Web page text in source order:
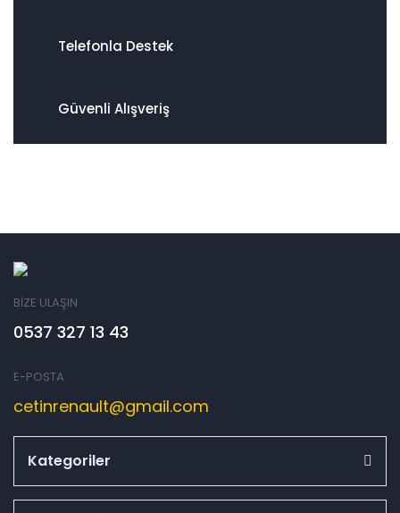
Telefonla Destek
Güvenli Alışveriş
BİZE ULAŞIN
0537 327 13 43
E-POSTA
cetinrenault@gmail.com
Kategoriler